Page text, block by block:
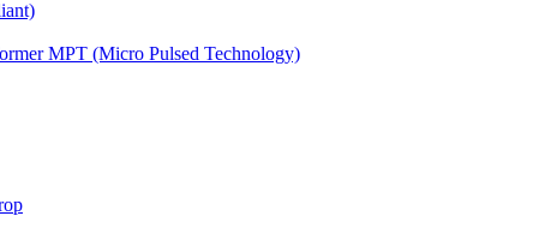
MPT (Micro Pulsed Technology)